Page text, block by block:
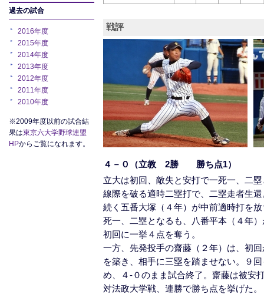
過去の試合
2016年度
2015年度
2014年度
2013年度
2012年度
2011年度
2010年度
※2009年度以前の試合結
果は東京六大学野球連盟
HPからご覧になれます。
戦評
４－０（立教 2勝 勝ち点1）
立大は初回、敵失と安打で一死一、二
線際を破る適時二塁打で、二塁走者生
続く五番大塚（４年）が中前適時打を
死一、二塁となるも、八番平本（４年
初回に一挙４点を奪う。
一方、先発投手の齋藤（２年）は、初
を築き、相手に三塁を踏ませない。９
め、４‐０のまま試合終了。齋藤は被安
対法政大学戦、連勝で勝ち点を挙げた。